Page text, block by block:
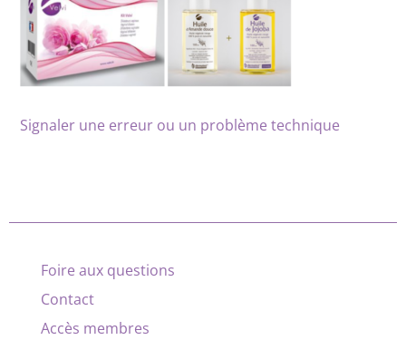
Signaler une erreur ou un problème technique
Foire aux questions
Contact
Accès membres